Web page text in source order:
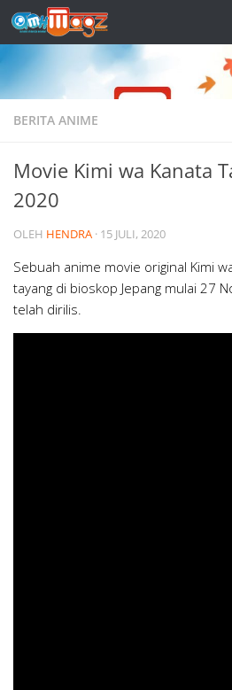
Skip to content
BERITA ANIME
Movie Kimi wa Kanata
2020
OLEH HENDRA · 15 JULI, 2020
Sebuah anime movie original Kimi
tayang di bioskop Jepang mulai 27
telah dirilis.